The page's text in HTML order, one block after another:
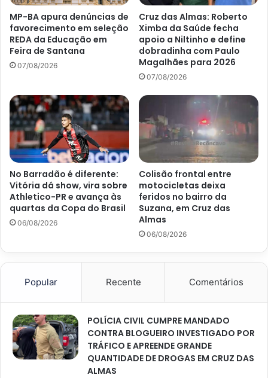
MP-BA apura denúncias de
favorecimento em seleção
REDA da Educação em
Feira de Santana
07/08/2026
Cruz das Almas: Roberto
Ximba da Saúde fecha
apoio a Niltinho e define
dobradinha com Paulo
Magalhães para 2026
07/08/2026
No Barradão é diferente:
Vitória dá show, vira sobre
Athletico-PR e avança às
quartas da Copa do Brasil
06/08/2026
Colisão frontal entre
motocicletas deixa
feridos no bairro da
Suzana, em Cruz das
Almas
06/08/2026
Popular Recente Comentários
POLÍCIA CIVIL CUMPRE MANDADO
CONTRA BLOGUEIRO INVESTIGADO POR
TRÁFICO E APREENDE GRANDE
QUANTIDADE DE DROGAS EM CRUZ DAS
ALMAS